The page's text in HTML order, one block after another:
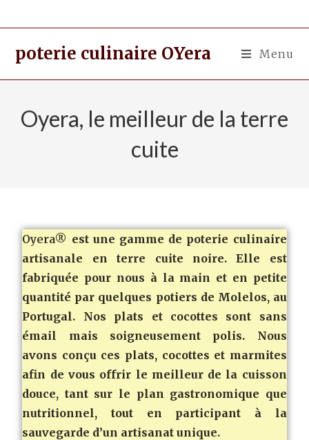
poterie culinaire OYera Menu
Oyera, le meilleur de la terre
cuite
Oyera® est une gamme de poterie culinaire
artisanale en terre cuite noire. Elle est
fabriquée pour nous à la main et en petite
quantité par quelques potiers de Molelos, au
Portugal. Nos plats et cocottes sont sans
émail mais soigneusement polis. Nous
avons conçu ces plats, cocottes et marmites
afin de vous offrir le meilleur de la cuisson
douce, tant sur le plan gastronomique que
nutritionnel, tout en participant à la
sauvegarde d’un artisanat unique.